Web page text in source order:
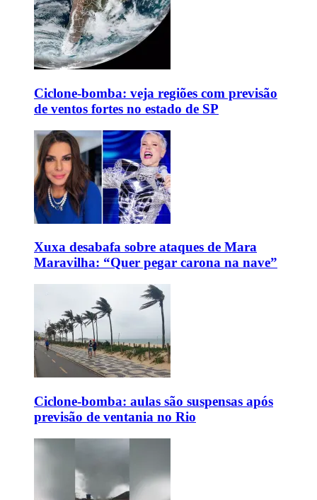
Ciclone-bomba: veja regiões com previsão
de ventos fortes no estado de SP
Xuxa desabafa sobre ataques de Mara
Maravilha: “Quer pegar carona na nave”
Ciclone-bomba: aulas são suspensas após
previsão de ventania no Rio